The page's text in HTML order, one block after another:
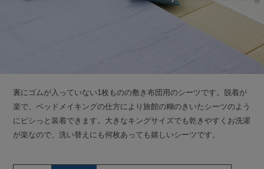
裏にゴムが入っていない1枚ものの敷き布団用のシーツです。脱着が
楽で、ベッドメイキングの仕方により旅館の糊のきいたシーツのよう
にピシっと装着できます。大きなキングサイズでも乾きやすくお洗濯
が楽なので、洗い替えにも何枚あっても嬉しいシーツです。